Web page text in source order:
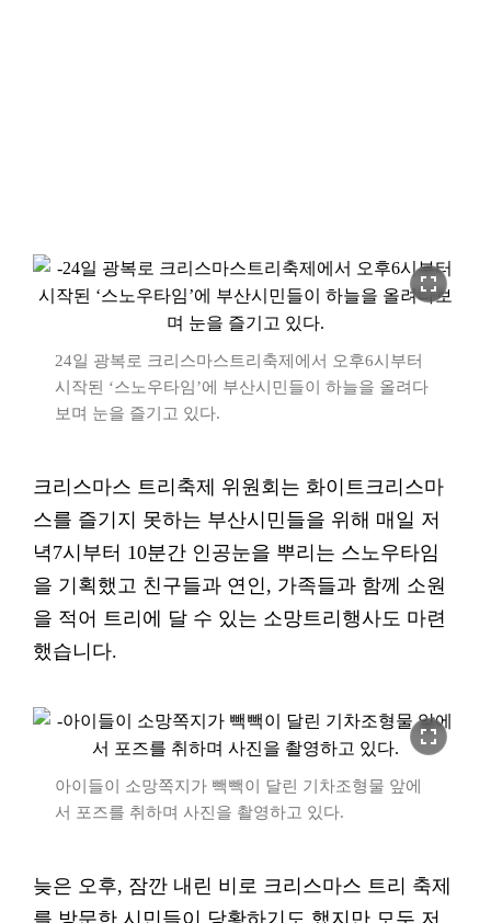
fullscreen
24일 광복로 크리스마스트리축제에서 오후6시부터
시작된 ‘스노우타임’에 부산시민들이 하늘을 올려다
보며 눈을 즐기고 있다.
크리스마스 트리축제 위원회는 화이트크리스마
스를 즐기지 못하는 부산시민들을 위해 매일 저
녁7시부터 10분간 인공눈을 뿌리는 스노우타임
을 기획했고 친구들과 연인, 가족들과 함께 소원
을 적어 트리에 달 수 있는 소망트리행사도 마련
했습니다.
fullscreen
아이들이 소망쪽지가 빽빽이 달린 기차조형물 앞에
서 포즈를 취하며 사진을 촬영하고 있다.
늦은 오후, 잠깐 내린 비로 크리스마스 트리 축제
를 방문한 시민들이 당황하기도 했지만 모두 저